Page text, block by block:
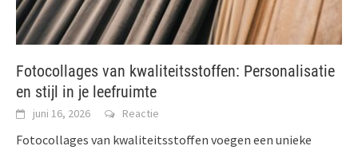
Fotocollages van kwaliteitsstoffen: Personalisatie
en stijl in je leefruimte
juni 16, 2026 Reactie
Fotocollages van kwaliteitsstoffen voegen een unieke